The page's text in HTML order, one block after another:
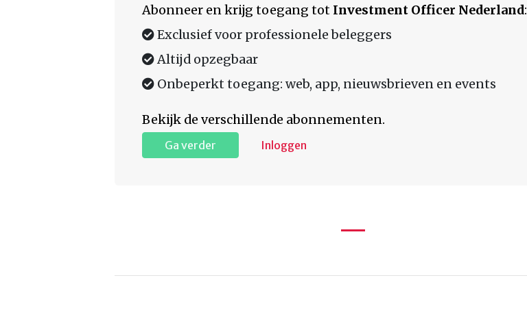
Abonneer en krijg toegang tot Investment Officer Nederland:
Exclusief voor professionele beleggers
Altijd opzegbaar
Onbeperkt toegang: web, app, nieuwsbrieven en events
Bekijk de verschillende abonnementen.
Ga verder Inloggen